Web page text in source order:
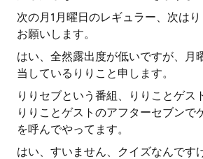
次の月1月曜日のレギュラー、次はり
お願いします。
はい、全然露出度が低いですが、月
当しているりりこと申します。
りりセブという番組、りりことゲス
りりことゲストのアフターセブンで
を呼んでやってます。
はい、すいません、クイズなんです